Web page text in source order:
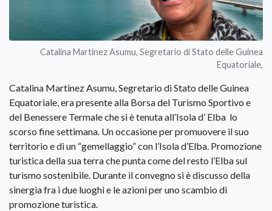
Catalina Martinez Asumu, Segretario di Stato delle Guinea
Equatoriale,
Catalina Martinez Asumu, Segretario di Stato delle Guinea
Equatoriale, era presente alla Borsa del Turismo Sportivo e
del Benessere Termale che si è tenuta all’Isola d’ Elba lo
scorso fine settimana. Un occasione per promuovere il suo
territorio e di un “gemellaggio” con l’Isola d’Elba. Promozione
turistica della sua terra che punta come del resto l’Elba sul
turismo sostenibile. Durante il convegno si è discusso della
sinergia fra i due luoghi e le azioni per uno scambio di
promozione turistica.